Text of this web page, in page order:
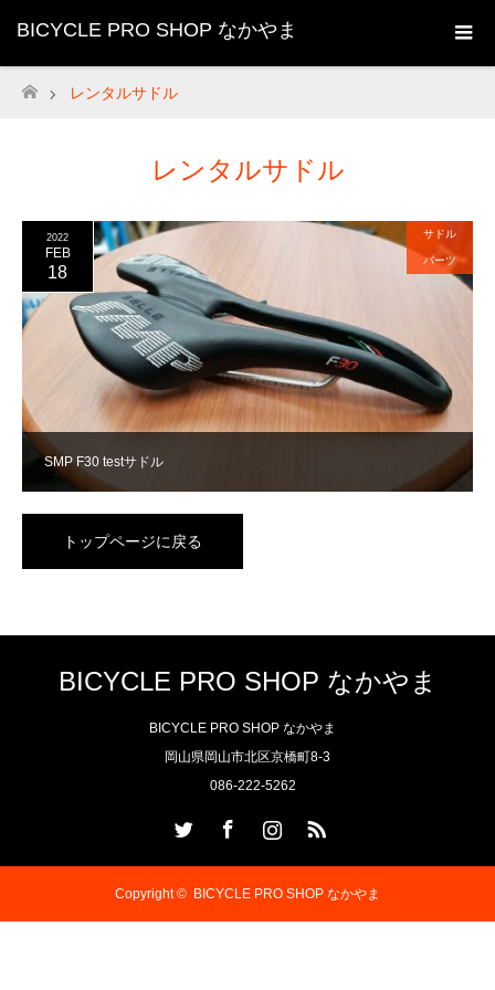
BICYCLE PRO SHOP なかやま
ホーム
レンタルサドル
レンタルサドル
SMP F30 testサドル
2022
FEB
18
サドル
パーツ
トップページに戻る
BICYCLE PRO SHOP なかやま
BICYCLE PRO SHOP なかやま
岡山県岡山市北区京橋町8-3
086-222-5262
Copyright © BICYCLE PRO SHOP なかやま